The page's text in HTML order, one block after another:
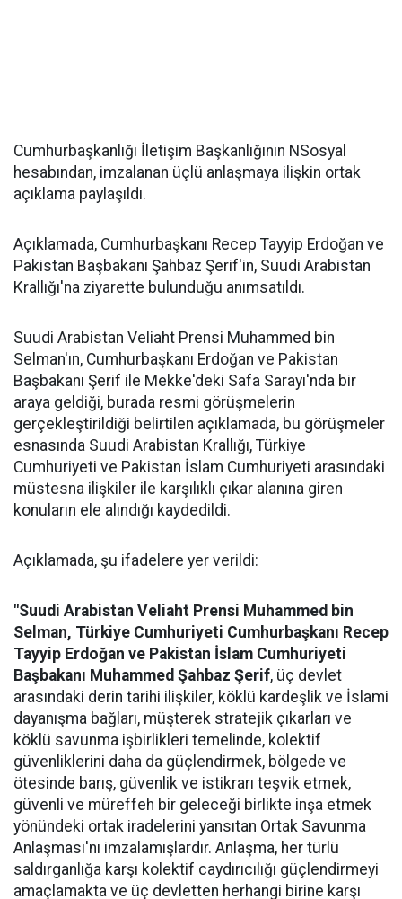
Cumhurbaşkanlığı İletişim Başkanlığının NSosyal
hesabından, imzalanan üçlü anlaşmaya ilişkin ortak
açıklama paylaşıldı.
Açıklamada, Cumhurbaşkanı Recep Tayyip Erdoğan ve
Pakistan Başbakanı Şahbaz Şerif'in, Suudi Arabistan
Krallığı'na ziyarette bulunduğu anımsatıldı.
Suudi Arabistan Veliaht Prensi Muhammed bin
Selman'ın, Cumhurbaşkanı Erdoğan ve Pakistan
Başbakanı Şerif ile Mekke'deki Safa Sarayı'nda bir
araya geldiği, burada resmi görüşmelerin
gerçekleştirildiği belirtilen açıklamada, bu görüşmeler
esnasında Suudi Arabistan Krallığı, Türkiye
Cumhuriyeti ve Pakistan İslam Cumhuriyeti arasındaki
müstesna ilişkiler ile karşılıklı çıkar alanına giren
konuların ele alındığı kaydedildi.
Açıklamada, şu ifadelere yer verildi:
"Suudi Arabistan Veliaht Prensi Muhammed bin
Selman, Türkiye Cumhuriyeti Cumhurbaşkanı Recep
Tayyip Erdoğan ve Pakistan İslam Cumhuriyeti
Başbakanı Muhammed Şahbaz Şerif, üç devlet
arasındaki derin tarihi ilişkiler, köklü kardeşlik ve İslami
dayanışma bağları, müşterek stratejik çıkarları ve
köklü savunma işbirlikleri temelinde, kolektif
güvenliklerini daha da güçlendirmek, bölgede ve
ötesinde barış, güvenlik ve istikrarı teşvik etmek,
güvenli ve müreffeh bir geleceği birlikte inşa etmek
yönündeki ortak iradelerini yansıtan Ortak Savunma
Anlaşması'nı imzalamışlardır. Anlaşma, her türlü
saldırganlığa karşı kolektif caydırıcılığı güçlendirmeyi
amaçlamakta ve üç devletten herhangi birine karşı